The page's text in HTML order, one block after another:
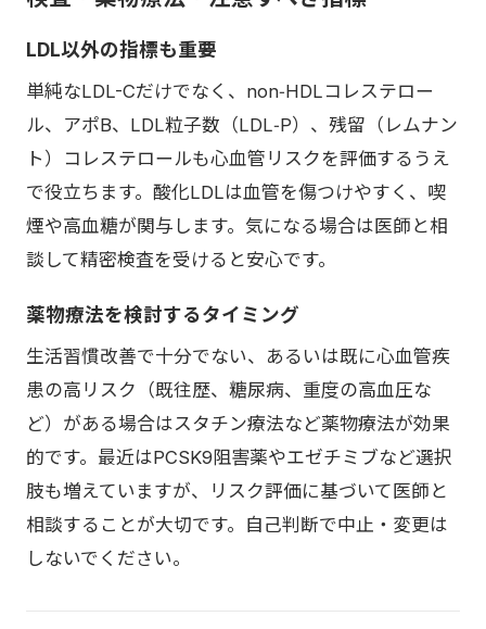
LDL以外の指標も重要
単純なLDL-Cだけでなく、non‑HDLコレステロー
ル、アポB、LDL粒子数（LDL‑P）、残留（レムナン
ト）コレステロールも心血管リスクを評価するうえ
で役立ちます。酸化LDLは血管を傷つけやすく、喫
煙や高血糖が関与します。気になる場合は医師と相
談して精密検査を受けると安心です。
薬物療法を検討するタイミング
生活習慣改善で十分でない、あるいは既に心血管疾
患の高リスク（既往歴、糖尿病、重度の高血圧な
ど）がある場合はスタチン療法など薬物療法が効果
的です。最近はPCSK9阻害薬やエゼチミブなど選択
肢も増えていますが、リスク評価に基づいて医師と
相談することが大切です。自己判断で中止・変更は
しないでください。